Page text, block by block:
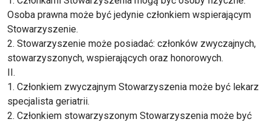
Osoba prawna może być jedynie członkiem wspierającym
Stowarzyszenie.
2. Stowarzyszenie może posiadać: członków zwyczajnych,
stowarzyszonych, wspierających oraz honorowych.
II.
1. Członkiem zwyczajnym Stowarzyszenia może być lekarz
specjalista geriatrii.
2. Członkiem stowarzyszonym Stowarzyszenia może być